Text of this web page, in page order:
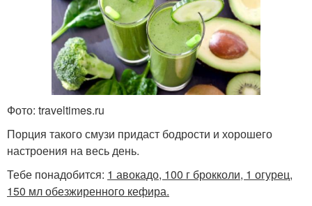
Фото: traveltimes.ru
Порция такого смузи придаст бодрости и хорошего
настроения на весь день.
Тебе понадобится: 1 авокадо, 100 г брокколи, 1 огурец,
150 мл обезжиренного кефира.